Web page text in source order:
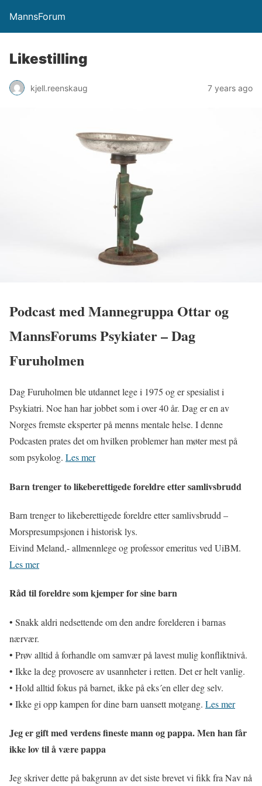
MannsForum
Likestilling
kjell.reenskaug 7 years ago
Podcast med Mannegruppa Ottar og
MannsForums Psykiater – Dag
Furuholmen
Dag Furuholmen ble utdannet lege i 1975 og er spesialist i
Psykiatri. Noe han har jobbet som i over 40 år. Dag er en av
Norges fremste eksperter på menns mentale helse. I denne
Podcasten prates det om hvilken problemer han møter mest på
som psykolog. Les mer
Barn trenger to likeberettigede foreldre etter samlivsbrudd
Barn trenger to likeberettigede foreldre etter samlivsbrudd –
Morspresumpsjonen i historisk lys.
Eivind Meland,- allmennlege og professor emeritus ved UiBM.
Les mer
Råd til foreldre som kjemper for sine barn
• Snakk aldri nedsettende om den andre forelderen i barnas
nærvær.
• Prøv alltid å forhandle om samvær på lavest mulig konfliktnivå.
• Ikke la deg provosere av usannheter i retten. Det er helt vanlig.
• Hold alltid fokus på barnet, ikke på eks´en eller deg selv.
• Ikke gi opp kampen for dine barn uansett motgang. Les mer
Jeg er gift med verdens fineste mann og pappa. Men han får
ikke lov til å være pappa
Jeg skriver dette på bakgrunn av det siste brevet vi fikk fra Nav nå